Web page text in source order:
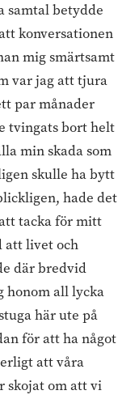
samtal betydde
konversationen
mig smärtsamt
var jag att tjura
par månader
tvingats bort helt
min skada som
skulle ha bytt
hade det
tacka för mitt
att livet och
där bredvid
honom all lycka
här ute på
för att ha något
att våra
skojat om att vi